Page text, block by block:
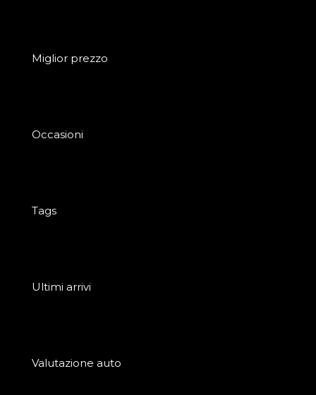
Miglior prezzo
Occasioni
Tags
Ultimi arrivi
Valutazione auto